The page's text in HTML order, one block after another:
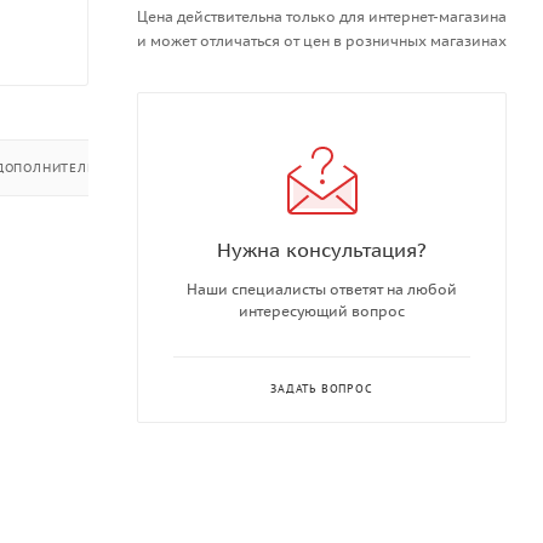
Цена действительна только для интернет-магазина
и может отличаться от цен в розничных магазинах
Нужна консультация?
Наши специалисты ответят на любой
интересующий вопрос
ЗАДАТЬ ВОПРОС